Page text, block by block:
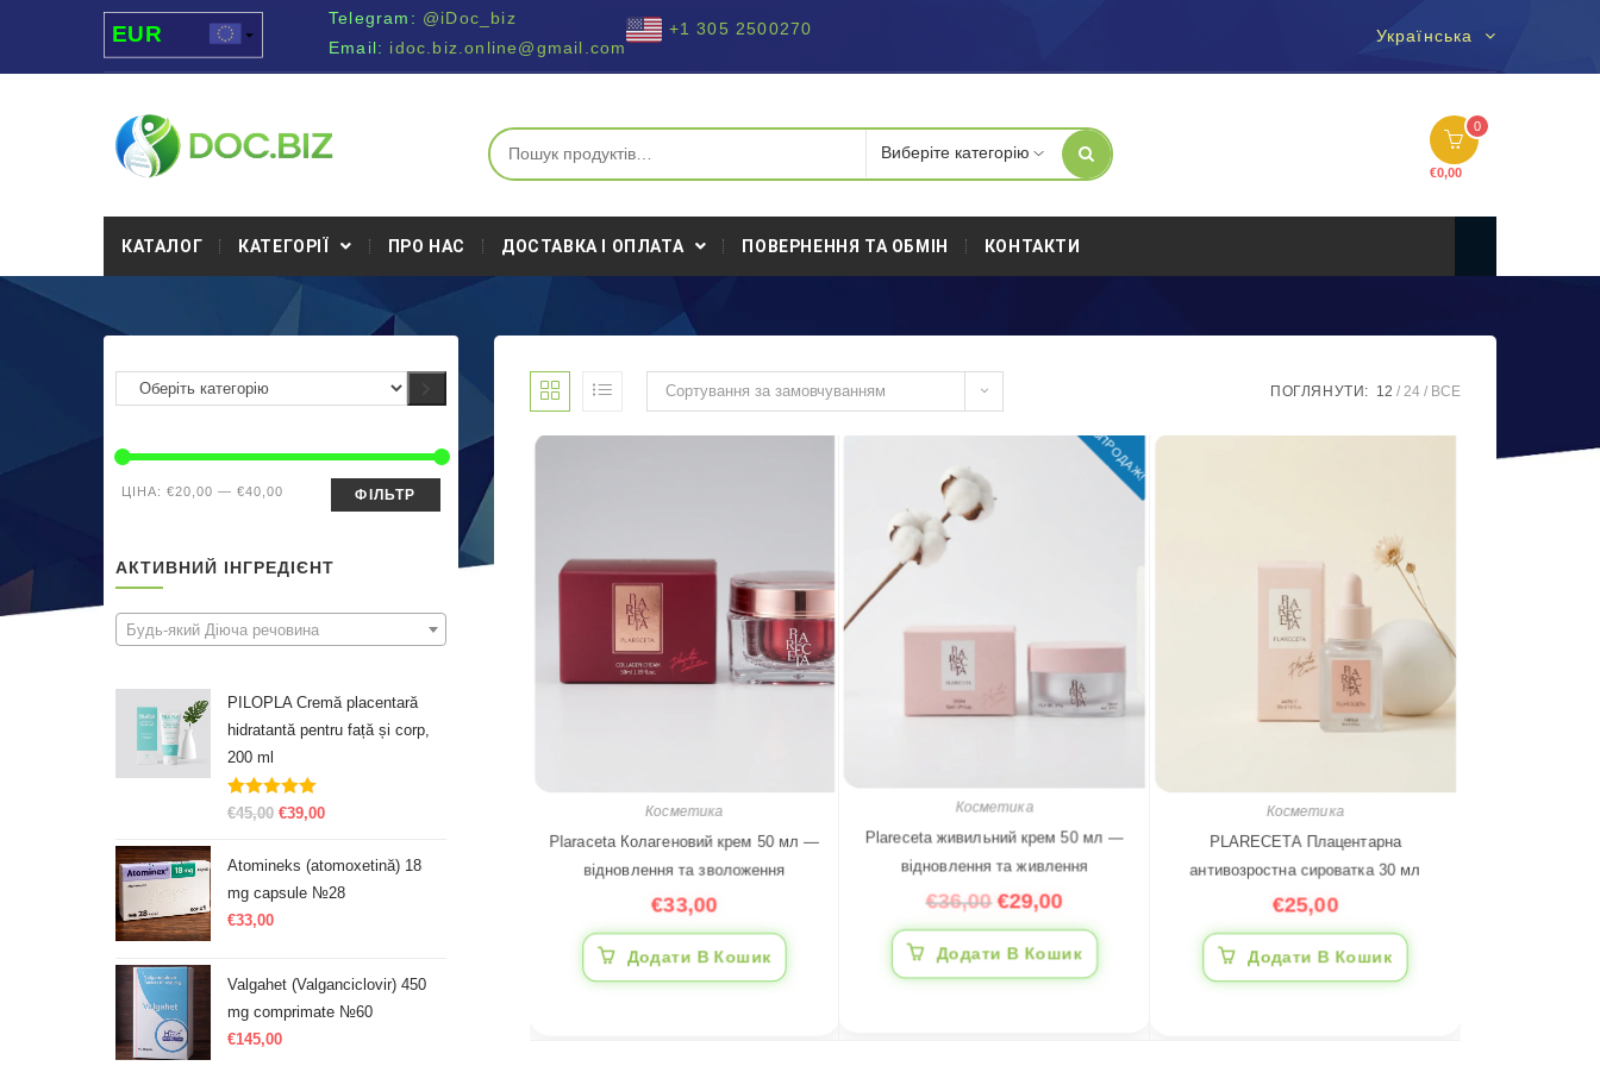
Українська
EUR
USD
UAH
MDL
Telegram: @iDoc_biz
Email: idoc.biz.online@gmail.com
+1 305 2500270
0
€0,00
КАТАЛОГ КАТЕГОРІЇ ПРО НАС ДОСТАВКА І ОПЛАТА ПОВЕРНЕННЯ ТА ОБМІН КОНТАКТИ
Сортування за замовчуванням ПОГЛЯНУТИ: 12 24 ВСЕ
Косметика
Plaraceta Колагеновий крем 50 мл —
відновлення та зволоження
€33,00
Додати В Кошик
РОЗПРОДАЖ!
Косметика
Plareceta живильний крем 50 мл —
відновлення та живлення
€36,00€29,00
Додати В Кошик
Косметика
PLARECETA Плацентарна
антивозростна сироватка 30 мл
€25,00
Додати В Кошик
ФІЛЬТР
ЦІНА: €20,00 — €40,00
АКТИВНИЙ ІНГРЕДІЄНТ
Будь-який Діюча речовина
PILOPLA Cremă placentară
hidratantă pentru față și corp,
200 ml
Evaluat la
5.00
€45,00 €39,00
Atomineks (atomoxetină) 18
mg capsule №28
€33,00
Valgahet (Valganciclovir) 450
mg comprimate №60
€145,00